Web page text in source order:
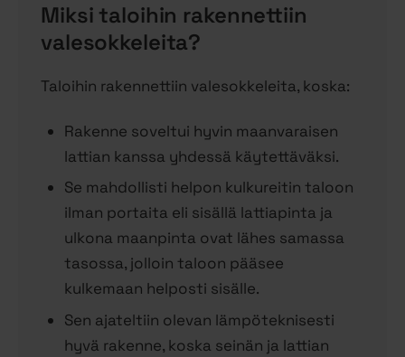
Miksi taloihin rakennettiin
valesokkeleita?
Taloihin rakennettiin valesokkeleita, koska:
Rakenne soveltui hyvin maanvaraisen
lattian kanssa yhdessä käytettäväksi.
Se mahdollisti helpon kulkureitin taloon
ilman portaita eli sisällä lattiapinta ja
ulkona maanpinta ovat lähes samassa
tasossa, jolloin taloon pääsee
kulkemaan helposti sisälle.
Sen ajateltiin olevan lämpöteknisesti
hyvä rakenne, koska seinän ja lattian